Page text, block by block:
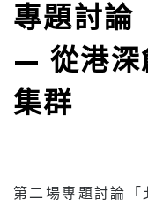
二)、港深創科園
二)，以及
一)，探討北部都
的角色與發展。
第二場專題討論「
Microsoft香港公